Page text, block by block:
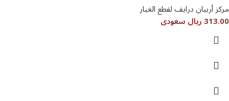
مركز أربيان درايف لقطع الغيار
313.00 ريال سعودى